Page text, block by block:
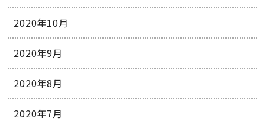
2020年10月
2020年9月
2020年8月
2020年7月